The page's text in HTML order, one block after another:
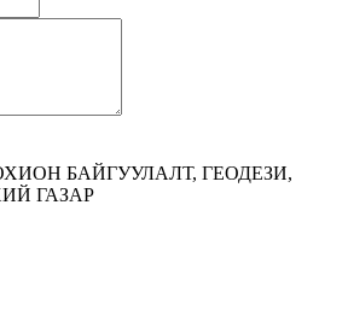
БАЙГУУЛАЛТ, ГЕОДЕЗИ,
ГАЗАР